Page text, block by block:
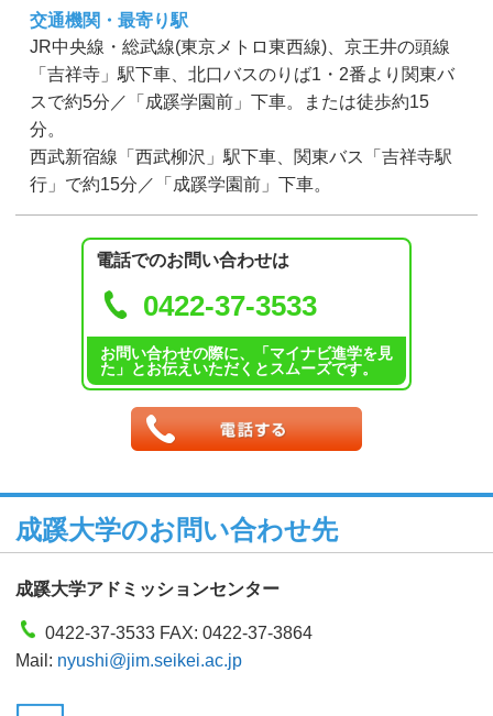
交通機関・最寄り駅
JR中央線・総武線(東京メトロ東西線)、京王井の頭線
「吉祥寺」駅下車、北口バスのりば1・2番より関東バ
スで約5分／「成蹊学園前」下車。または徒歩約15
分。
西武新宿線「西武柳沢」駅下車、関東バス「吉祥寺駅
行」で約15分／「成蹊学園前」下車。
電話でのお問い合わせは
0422-37-3533
お問い合わせの際に、「マイナビ進学を見
た」とお伝えいただくとスムーズです。
成蹊大学のお問い合わせ先
成蹊大学アドミッションセンター
0422-37-3533 FAX: 0422-37-3864
Mail: nyushi@jim.seikei.ac.jp